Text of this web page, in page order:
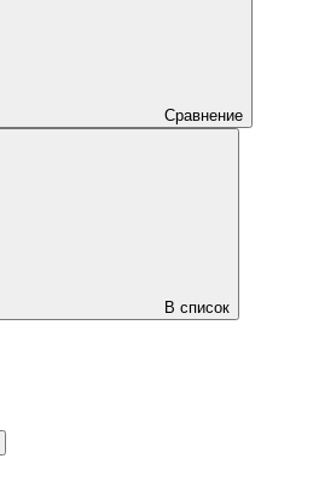
Сравнение
В список